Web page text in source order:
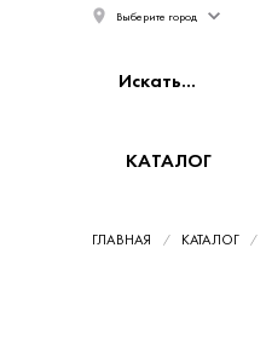
Выберите город
КАТАЛОГ
ГЛАВНАЯ КАТАЛОГ